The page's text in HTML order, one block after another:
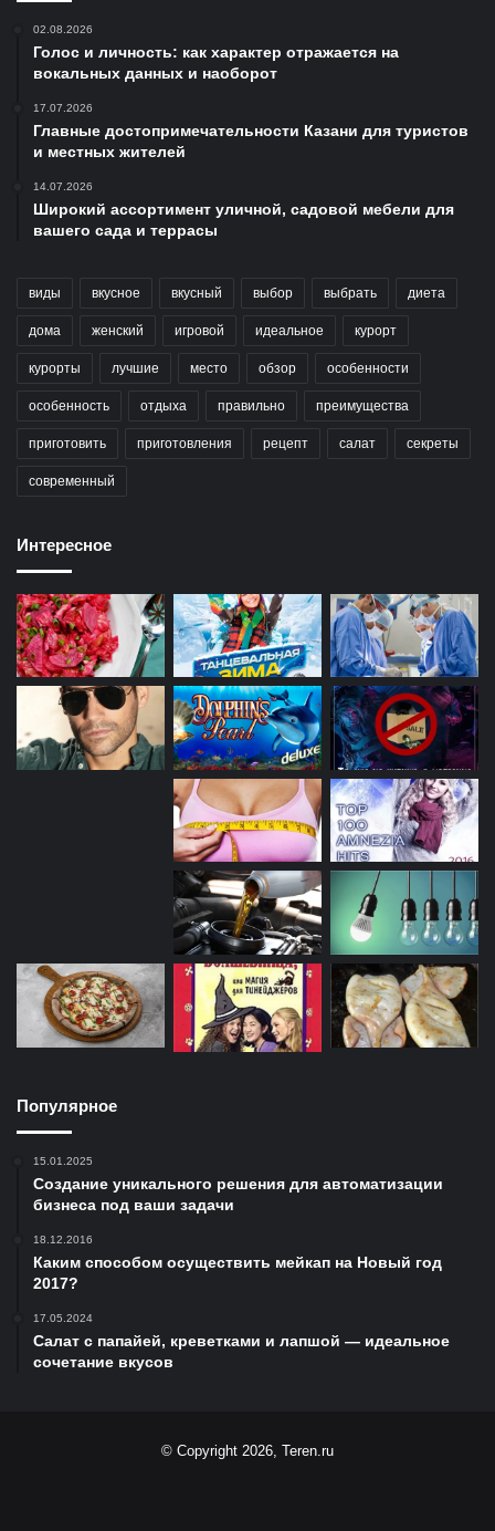
02.08.2026
Голос и личность: как характер отражается на
вокальных данных и наоборот
17.07.2026
Главные достопримечательности Казани для туристов
и местных жителей
14.07.2026
Широкий ассортимент уличной, садовой мебели для
вашего сада и террасы
виды вкусное вкусный выбор выбрать диета
дома женский игровой идеальное курорт
курорты лучшие место обзор особенности
особенность отдыха правильно преимущества
приготовить приготовления рецепт салат секреты
современный
Интересное
Популярное
15.01.2025
Создание уникального решения для автоматизации
бизнеса под ваши задачи
18.12.2016
Каким способом осуществить мейкап на Новый год
2017?
17.05.2024
Салат с папайей, креветками и лапшой — идеальное
сочетание вкусов
© Copyright 2026, Teren.ru